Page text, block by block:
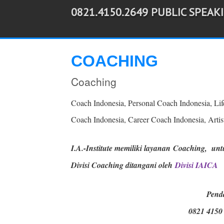
0821.4150.2649 PUBLIC
COACHING
Coaching
Coach Indonesia, Personal Coach Indonesia,
Coach Indonesia, Career Coach Indonesia,
I.A.-Institute memiliki layanan Coaching,
Divisi Coaching ditangani olehDivisi IAICA
0821